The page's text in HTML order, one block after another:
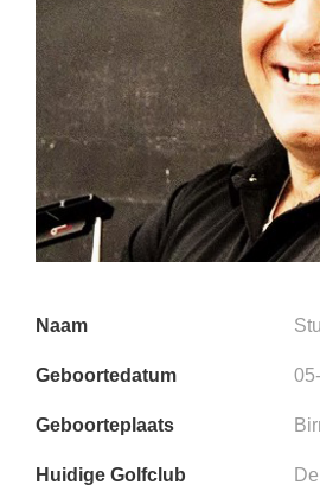
Naam
Geboortedatum
Geboorteplaats
Huidige Golfclub